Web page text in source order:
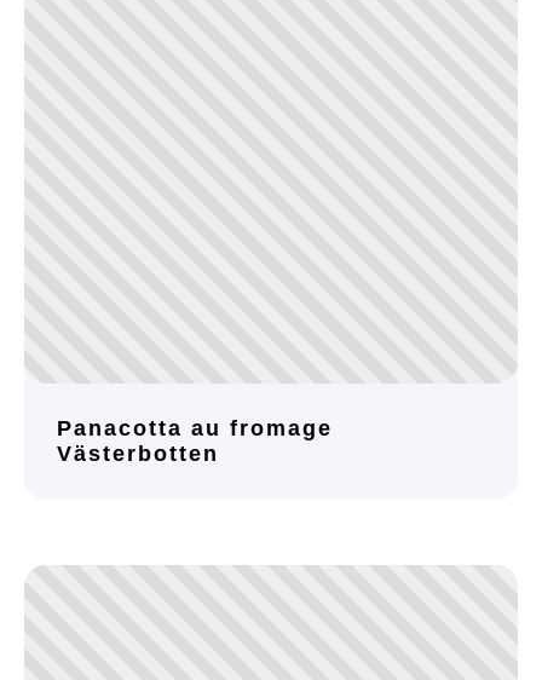
Panacotta au fromage
Västerbotten